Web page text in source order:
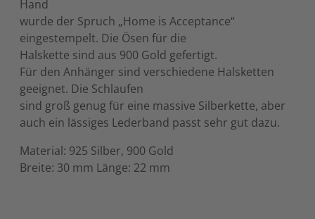
Hand
wurde der Spruch „Home is Acceptance“
eingestempelt. Die Ösen für die
Halskette sind aus 900 Gold gefertigt.
Für den Anhänger sind verschiedene Halsketten
geeignet. Die Schlaufen
sind groß genug für eine massive Silberkette, aber
auch ein lässiges Lederband passt sehr gut dazu.
Material: 925 Silber, 900 Gold
Breite: 30 mm Länge: 22 mm